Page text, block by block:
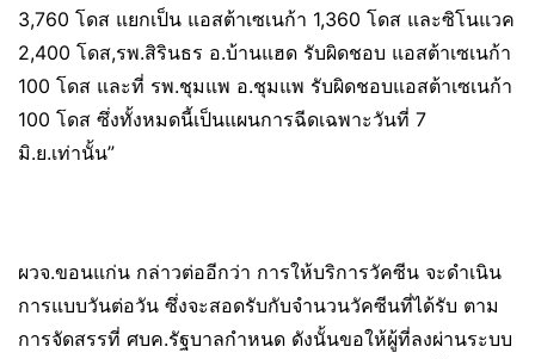
3,760 โดส แยกเป็น แอสต้าเซเนก้า 1,360 โดส และซิโนแวค
2,400 โดส,รพ.สิรินธร อ.บ้านแฮด รับผิดชอบ แอสต้าเซเนก้า
100 โดส และที่ รพ.ชุมแพ อ.ชุมแพ รับผิดชอบแอสต้าเซเนก้า
100 โดส ซึ่งทั้งหมดนี้เป็นแผนการฉีดเฉพาะวันที่ 7
มิ.ย.เท่านั้น”
ผวจ.ขอนแก่น กล่าวต่ออีกว่า การให้บริการวัคซีน จะดำเนิน
การแบบวันต่อวัน ซึ่งจะสอดรับกับจำนวนวัคซีนที่ได้รับ ตาม
การจัดสรรที่ ศบค.รัฐบาลกำหนด ดังนั้นขอให้ผู้ที่ลงผ่านระบบ